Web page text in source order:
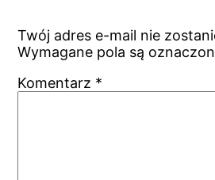
Twój adres e-mail nie
Wymagane pola są
Komentarz *